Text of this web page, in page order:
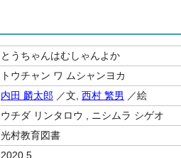
とうちゃんはむしゃんよか
トウチャン ワ ムシャンヨカ
内田 麟太郎 ／文, 西村 繁男 ／絵
ウチダ リンタロウ , ニシムラ シゲオ
光村教育図書
2020.5